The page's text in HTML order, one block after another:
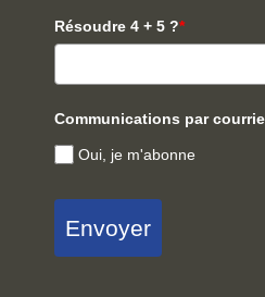
Résoudre 4 + 5 ?*
Communications par
Oui, je m'abonne
Envoyer